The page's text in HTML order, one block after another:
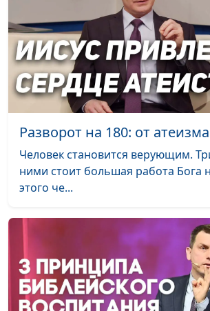
Как найти свое
предназначение?
Анна
Ронжина
Дистанционная
школа: технологии,
возможности,
преимущества
Анна
Быкова,
директора
"Исток" по
обучению и
Кацель, завуч
делать?
Анна
Тихонов,
кабинета
«Весна»
Разворот на 180: от
Человек становится верующим.
ними стоит большая работа Бога
этого че...